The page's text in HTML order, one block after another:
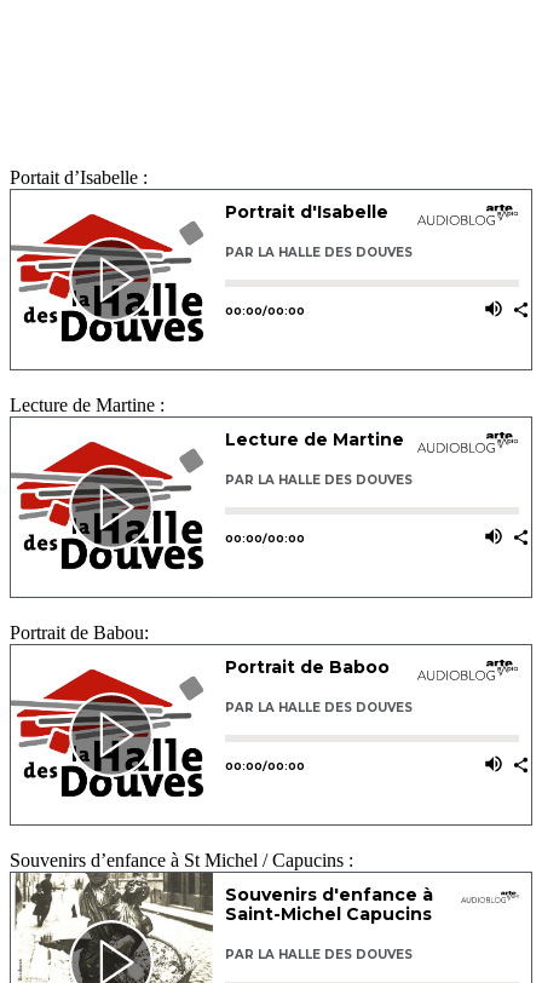
Portait d’Isabelle :
Lecture de Martine :
Portrait de Babou:
Souvenirs d’enfance à St Michel / Capucins :